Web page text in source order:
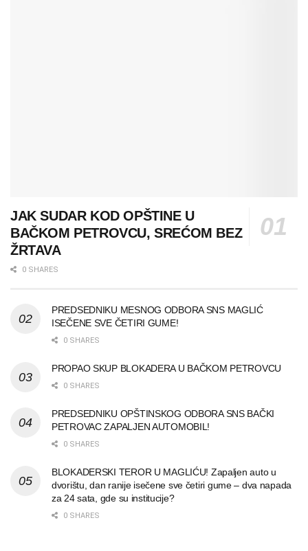
JAK SUDAR KOD OPŠTINE U
BAČKOM PETROVCU, SREĆOM BEZ
ŽRTAVA
0 SHARES
PREDSEDNIKU MESNOG ODBORA SNS MAGLIĆ
ISEČENE SVE ČETIRI GUME!
0 SHARES
PROPAO SKUP BLOKADERA U BAČKOM PETROVCU
0 SHARES
PREDSEDNIKU OPŠTINSKOG ODBORA SNS BAČKI
PETROVAC ZAPALJEN AUTOMOBIL!
0 SHARES
BLOKADERSKI TEROR U MAGLIĆU! Zapaljen auto u
dvorištu, dan ranije isečene sve četiri gume – dva napada
za 24 sata, gde su institucije?
0 SHARES